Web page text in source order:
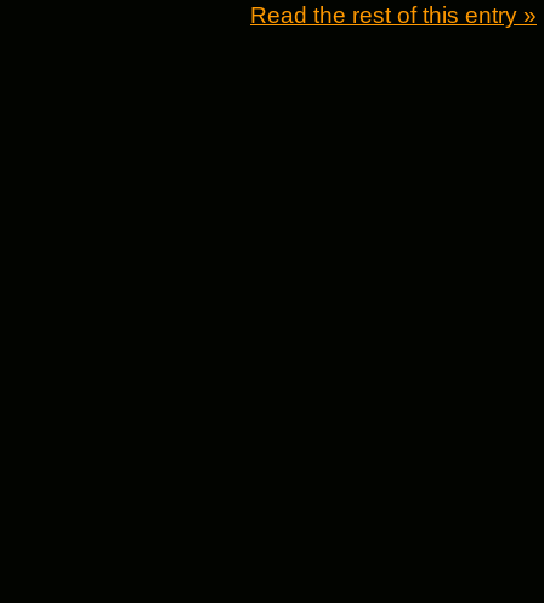
Read the rest of this entry »